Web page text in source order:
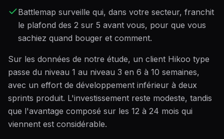
Battlemap surveille qui, dans votre secteur, franchit
le plafond des 2 sur 5 avant vous, pour que vous
sachiez quand bouger et comment.
Sur les données de notre étude, un client Hikoo type
passe du niveau 1 au niveau 3 en 6 à 10 semaines,
avec un effort de développement inférieur à deux
sprints produit. L'investissement reste modeste, tandis
que l'avantage composé sur les 12 à 24 mois qui
viennent est considérable.